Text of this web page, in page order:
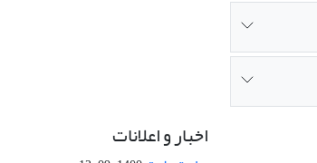
اخبار و اعلانات